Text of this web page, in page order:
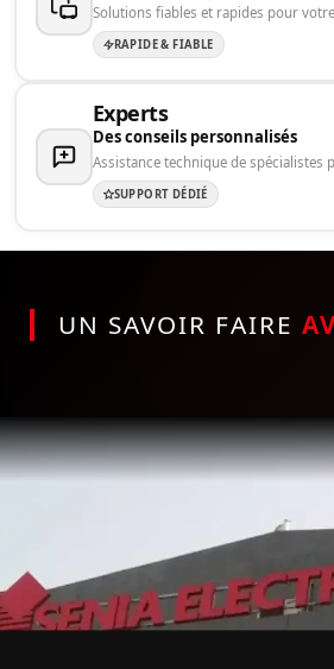
Solutions fiables et rapides pour
RAPIDE & FIABLE
Experts
Des conseils personnalisés
Assistance technique de spécialistes
SUPPORT DÉDIÉ
UN SAVOIR FAIRE